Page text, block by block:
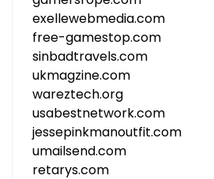
exellewebmedia.com
free-gamestop.com
sinbadtravels.com
ukmagzine.com
wareztech.org
usabestnetwork.com
jessepinkmanoutfit.com
umailsend.com
retarys.com